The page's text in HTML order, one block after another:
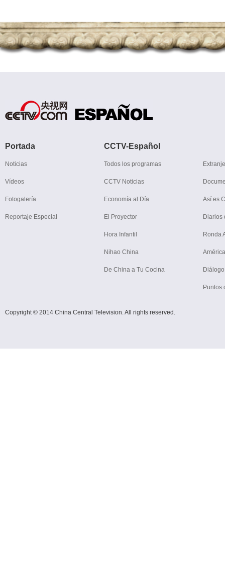
Portada
Noticias
Vídeos
Fotogalería
Reportaje Especial
CCTV-Español
Todos los programas
CCTV Noticias
Economía al Día
El Proyector
Hora Infantil
Nihao China
De China a Tu Cocina
Así es
Diarios
Ronda
Diálogo
Puntos
Copyright © 2014 China Central Television. All rights reserved.